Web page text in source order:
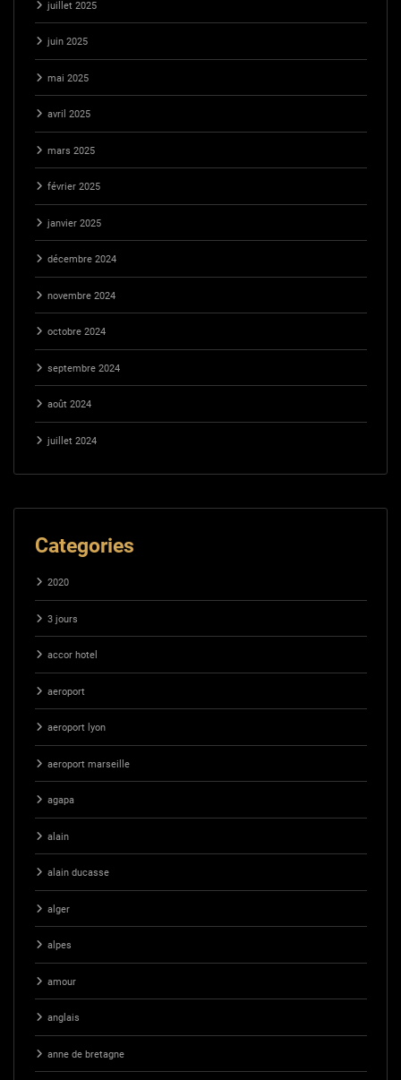
juillet 2025
juin 2025
mai 2025
avril 2025
mars 2025
février 2025
janvier 2025
décembre 2024
novembre 2024
octobre 2024
septembre 2024
août 2024
juillet 2024
Categories
2020
3 jours
accor hotel
aeroport
aeroport lyon
aeroport marseille
agapa
alain
alain ducasse
alger
alpes
amour
anglais
anne de bretagne